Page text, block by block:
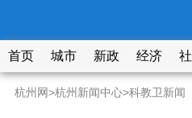
首页 城市 新政 经济
杭州网>杭州新闻中心>科教卫新闻